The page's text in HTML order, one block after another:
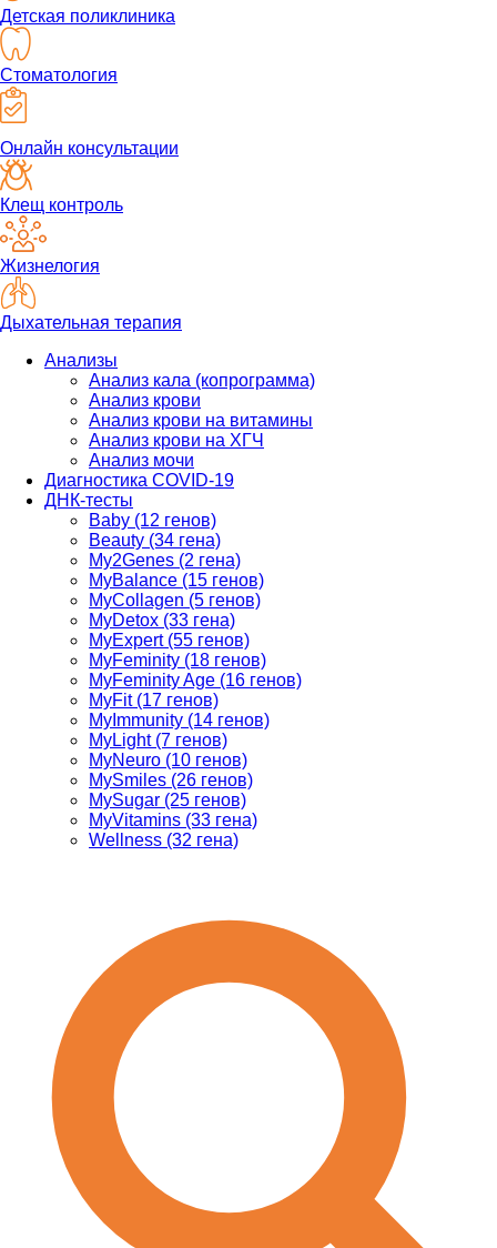
Детская поликлиника
Стоматология
Онлайн консультации
Клещ контроль
Жизнелогия
Дыхательная терапия
Анализы
Анализ кала (копрограмма)
Анализ крови
Анализ крови на витамины
Анализ крови на ХГЧ
Анализ мочи
Диагностика COVID-19
ДНК-тесты
Baby (12 генов)
Beauty (34 гена)
My2Genes (2 гена)
MyBalance (15 генов)
MyCollagen (5 генов)
MyDetox (33 гена)
MyExpert (55 генов)
MyFeminity (18 генов)
MyFeminity Age (16 генов)
MyFit (17 генов)
MyImmunity (14 генов)
MyLight (7 генов)
MyNeuro (10 генов)
MySmiles (26 генов)
MySugar (25 генов)
MyVitamins (33 гена)
Wellness (32 гена)